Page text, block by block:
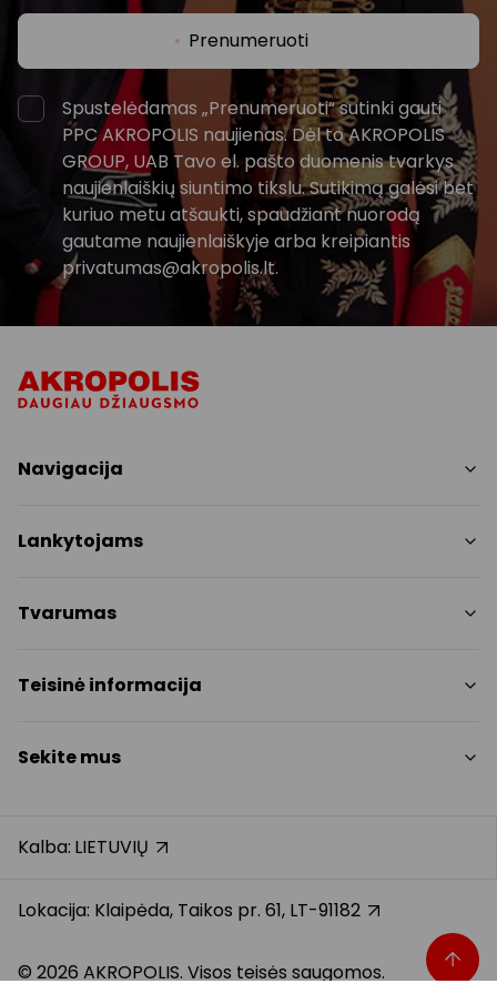
Prenumeruoti
Spustelėdamas „Prenumeruoti“ sutinki gauti
PPC AKROPOLIS naujienas. Dėl to AKROPOLIS
GROUP, UAB Tavo el. pašto duomenis tvarkys
naujienlaiškių siuntimo tikslu. Sutikimą galėsi bet
kuriuo metu atšaukti, spaudžiant nuorodą
gautame naujienlaiškyje arba kreipiantis
privatumas@akropolis.lt.
Navigacija
Paslaugos
Pramogos
Lankytojams
Nemokami patogumai
Kontaktai
Dovanų kortelė
Atsiliepimai
Tvarumas
Tvarumo ataskaita
Teisinė informacija
Slapukų politika
Dovanų kortelės bendrosios taisyklės
Klientų aptarnavimo standartas
Sekite mus
Facebook
TikTok
Kalba: LIETUVIŲ
Lokacija: Klaipėda, Taikos pr. 61, LT-91182
© 2026 AKROPOLIS. Visos teisės saugomos.